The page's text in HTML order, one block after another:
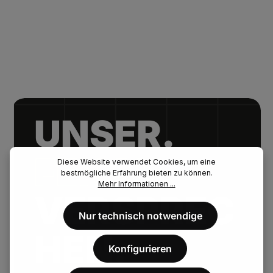
UNSER.
FENAU.
VERSPREC
HEN.
Diese Website verwendet Cookies, um eine
bestmögliche Erfahrung bieten zu können.
Mehr Informationen ...
Nur technisch notwendige
Konfigurieren